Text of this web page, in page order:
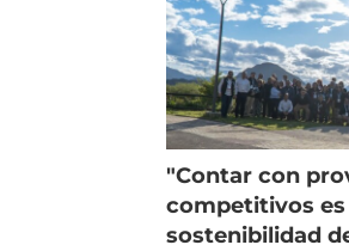
"Contar con
competitivos es
sostenibilidad